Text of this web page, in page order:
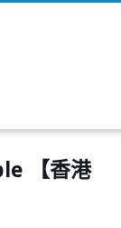
【香港